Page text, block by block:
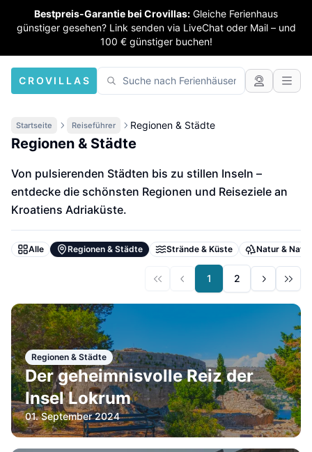
Bestpreis-Garantie bei Crovillas: Gleiche Ferienhaus
günstiger gesehen? Link senden via LiveChat oder Mail – und
100 € günstiger buchen!
CROVILLAS
Startseite Reiseführer Regionen & Städte
Regionen & Städte
Von pulsierenden Städten bis zu stillen Inseln –
entdecke die schönsten Regionen und Reiseziele an
Kroatiens Adriaküste.
Alle Regionen & Städte Strände & Küste Natur &
1 2
Regionen & Städte
Der geheimnisvolle Reiz der
Insel Lokrum
01. September 2024